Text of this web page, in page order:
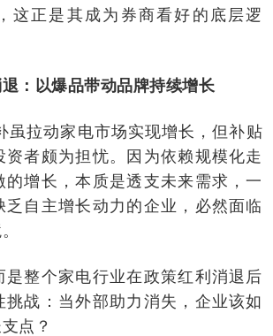
这正是其成为券商看好的底层逻
：以爆品带动品牌持续增长
虽拉动家电市场实现增长，但补贴
资者颇为担忧。因为依赖规模化走
的增长，本质是透支未来需求，一
乏自主增长动力的企业，必然面临
是整个家电行业在政策红利消退后
挑战：当外部助力消失，企业该如
点？